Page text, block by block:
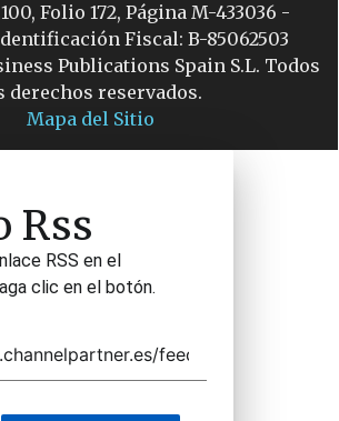
Folio 172, Página M-433036 -
Fiscal: B-85062503
Publications Spain S.L. Todos
derechos reservados.
Mapa del Sitio
Rss
RSS en el
clic en el botón.